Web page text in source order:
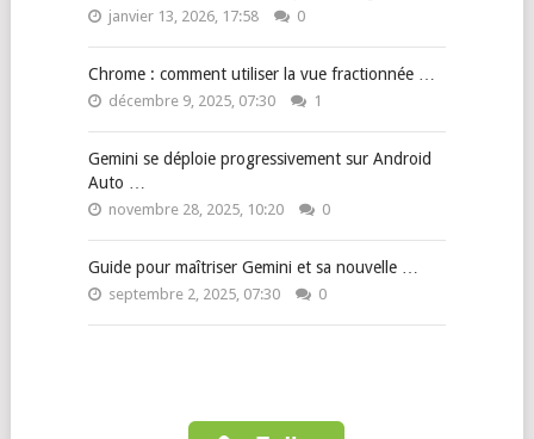
janvier 13, 2026, 17:58 0
Chrome : comment utiliser la vue fractionnée …
décembre 9, 2025, 07:30 1
Gemini se déploie progressivement sur Android
Auto …
novembre 28, 2025, 10:20 0
Guide pour maîtriser Gemini et sa nouvelle …
septembre 2, 2025, 07:30 0